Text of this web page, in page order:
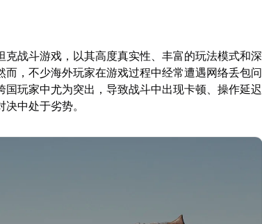
战斗游戏，以其高度真实性、丰富的玩法模式和深
，不少海外玩家在游戏过程中经常遭遇网络丢包问
玩家中尤为突出，导致战斗中出现卡顿、操作延迟
中处于劣势。